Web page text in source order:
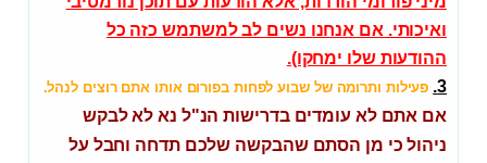
ואיכותי. אם אנחנו נשים לב למשתמש כזה כל
ההודעות שלו ימחקו).
3. פעילות ותרומה של שבוע לפחות בפורום אותו אתם רוצים לנהל.
אם אתם לא עומדים בדרישות הנ"ל נא לא לבקש
ניהול כי מן הסתם שהבקשה שלכם תדחה וחבל על